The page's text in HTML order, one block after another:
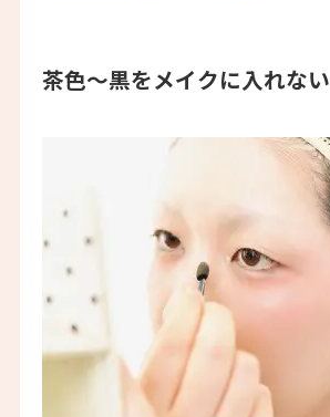
茶色〜黒をメイクに入れない